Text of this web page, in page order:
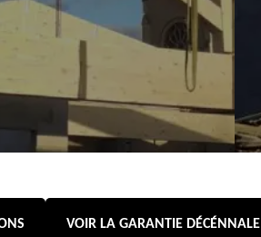
VOIR LA GARANTIE DÉCÉNNALE